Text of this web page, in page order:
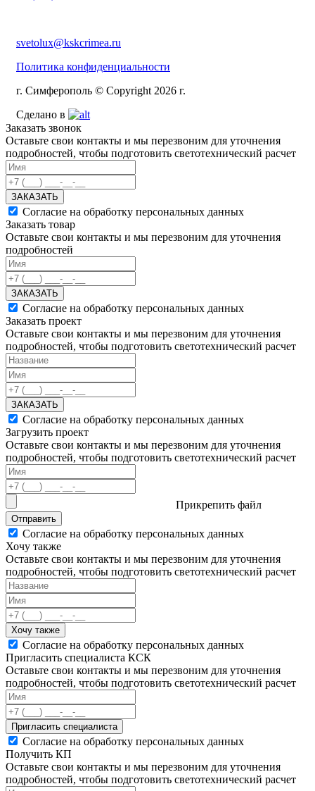
svetolux@kskcrimea.ru
Политика конфиденциальности
г. Симферополь © Copyright 2026 г.
Сделано в
Заказать звонок
Оставьте свои контакты и мы перезвоним для уточнения
подробностей, чтобы подготовить светотехнический расчет
ЗАКАЗАТЬ
Согласие на обработку персональных данных
Заказать товар
Оставьте свои контакты и мы перезвоним для уточнения
подробностей
ЗАКАЗАТЬ
Согласие на обработку персональных данных
Заказать проект
Оставьте свои контакты и мы перезвоним для уточнения
подробностей, чтобы подготовить светотехнический расчет
ЗАКАЗАТЬ
Согласие на обработку персональных данных
Загрузить проект
Оставьте свои контакты и мы перезвоним для уточнения
подробностей, чтобы подготовить светотехнический расчет
Прикрепить файл
Отправить
Согласие на обработку персональных данных
Хочу также
Оставьте свои контакты и мы перезвоним для уточнения
подробностей, чтобы подготовить светотехнический расчет
Хочу также
Согласие на обработку персональных данных
Пригласить специалиста КСК
Оставьте свои контакты и мы перезвоним для уточнения
подробностей, чтобы подготовить светотехнический расчет
Пригласить специалиста
Согласие на обработку персональных данных
Получить КП
Оставьте свои контакты и мы перезвоним для уточнения
подробностей, чтобы подготовить светотехнический расчет